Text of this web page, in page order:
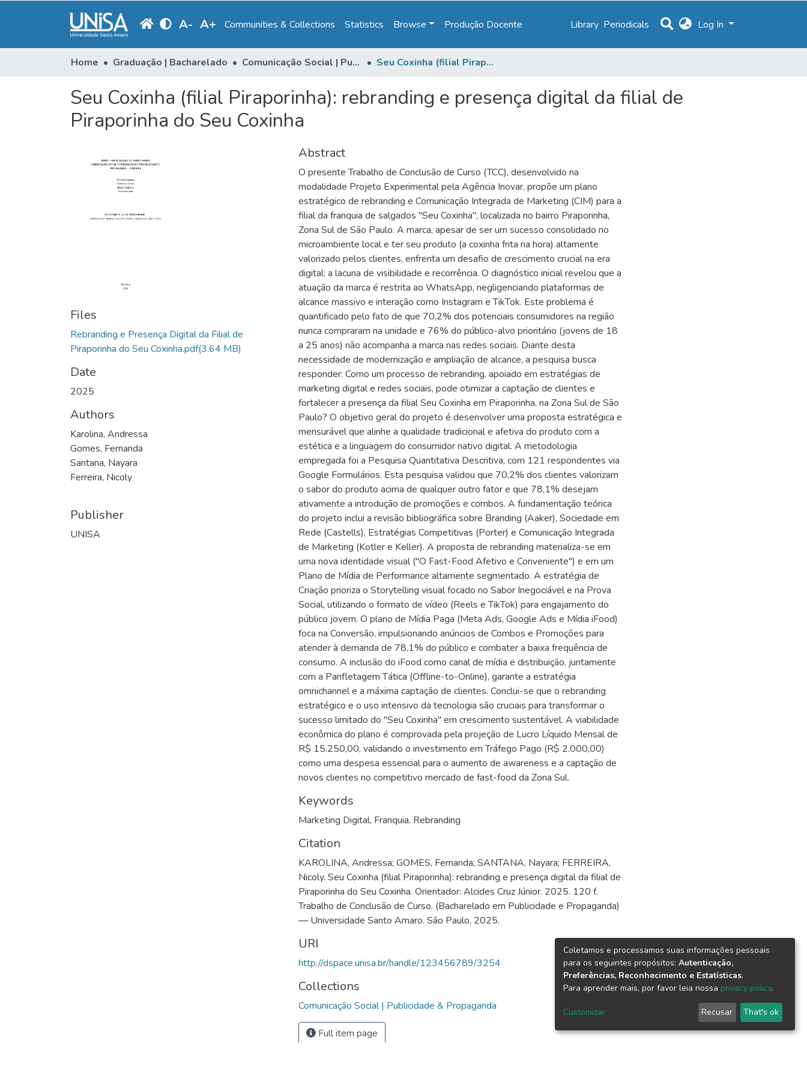
A- A+ Communities & Collections Statistics Browse Produção Docente Library Periodicals Log In
Home Graduação | Bacharelado Comunicação Social | Publicidade & Propaganda Seu Coxinha (filial Piraporinha): rebranding e presença digital da filial de Piraporinha do Seu Coxinha
Seu Coxinha (filial Piraporinha): rebranding e presença digital da filial de
Piraporinha do Seu Coxinha
Files
Rebranding e Presença Digital da Filial de
Piraporinha do Seu Coxinha.pdf(3.64 MB)
Date
2025
Authors
Karolina, Andressa
Gomes, Fernanda
Santana, Nayara
Ferreira, Nicoly
Publisher
UNISA
Abstract
O presente Trabalho de Conclusão de Curso (TCC), desenvolvido na
modalidade Projeto Experimental pela Agência Inovar, propõe um plano
estratégico de rebranding e Comunicação Integrada de Marketing (CIM) para a
filial da franquia de salgados "Seu Coxinha", localizada no bairro Piraporinha,
Zona Sul de São Paulo. A marca, apesar de ser um sucesso consolidado no
microambiente local e ter seu produto (a coxinha frita na hora) altamente
valorizado pelos clientes, enfrenta um desafio de crescimento crucial na era
digital: a lacuna de visibilidade e recorrência. O diagnóstico inicial revelou que a
atuação da marca é restrita ao WhatsApp, negligenciando plataformas de
alcance massivo e interação como Instagram e TikTok. Este problema é
quantificado pelo fato de que 70,2% dos potenciais consumidores na região
nunca compraram na unidade e 76% do público-alvo prioritário (jovens de 18
a 25 anos) não acompanha a marca nas redes sociais. Diante desta
necessidade de modernização e ampliação de alcance, a pesquisa busca
responder: Como um processo de rebranding, apoiado em estratégias de
marketing digital e redes sociais, pode otimizar a captação de clientes e
fortalecer a presença da filial Seu Coxinha em Piraporinha, na Zona Sul de São
Paulo? O objetivo geral do projeto é desenvolver uma proposta estratégica e
mensurável que alinhe a qualidade tradicional e afetiva do produto com a
estética e a linguagem do consumidor nativo digital. A metodologia
empregada foi a Pesquisa Quantitativa Descritiva, com 121 respondentes via
Google Formulários. Esta pesquisa validou que 70,2% dos clientes valorizam
o sabor do produto acima de qualquer outro fator e que 78,1% desejam
ativamente a introdução de promoções e combos. A fundamentação teórica
do projeto inclui a revisão bibliográfica sobre Branding (Aaker), Sociedade em
Rede (Castells), Estratégias Competitivas (Porter) e Comunicação Integrada
de Marketing (Kotler e Keller). A proposta de rebranding materializa-se em
uma nova identidade visual ("O Fast-Food Afetivo e Conveniente") e em um
Plano de Mídia de Performance altamente segmentado. A estratégia de
Criação prioriza o Storytelling visual focado no Sabor Inegociável e na Prova
Social, utilizando o formato de vídeo (Reels e TikTok) para engajamento do
público jovem. O plano de Mídia Paga (Meta Ads, Google Ads e Mídia iFood)
foca na Conversão, impulsionando anúncios de Combos e Promoções para
atender à demanda de 78,1% do público e combater a baixa frequência de
consumo. A inclusão do iFood como canal de mídia e distribuição, juntamente
com a Panfletagem Tática (Offline-to-Online), garante a estratégia
omnichannel e a máxima captação de clientes. Conclui-se que o rebranding
estratégico e o uso intensivo da tecnologia são cruciais para transformar o
sucesso limitado do "Seu Coxinha" em crescimento sustentável. A viabilidade
econômica do plano é comprovada pela projeção de Lucro Líquido Mensal de
R$ 15.250,00, validando o investimento em Tráfego Pago (R$ 2.000,00)
como uma despesa essencial para o aumento de awareness e a captação de
novos clientes no competitivo mercado de fast-food da Zona Sul.
Keywords
Marketing Digital, Franquia, Rebranding
Citation
KAROLINA, Andressa; GOMES, Fernanda; SANTANA, Nayara; FERREIRA,
Nicoly. Seu Coxinha (filial Piraporinha): rebranding e presença digital da filial de
Piraporinha do Seu Coxinha. Orientador: Alcides Cruz Júnior. 2025. 120 f.
Trabalho de Conclusão de Curso. (Bacharelado em Publicidade e Propaganda)
— Universidade Santo Amaro. São Paulo, 2025.
URI
http://dspace.unisa.br/handle/123456789/3254
Collections
Comunicação Social | Publicidade & Propaganda
Full item page
Coletamos e processamos suas informações pessoais
para os seguintes propósitos: Autenticação,
Preferências, Reconhecimento e Estatísticas.
Para aprender mais, por favor leia nossa privacy policy.
Customizar Recusar That's ok